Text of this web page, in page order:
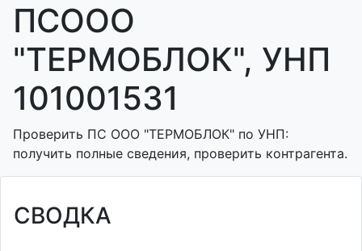
ПСООО
"ТЕРМОБЛОК", УНП
101001531
Проверить ПС ООО "ТЕРМОБЛОК" по УНП:
получить полные сведения, проверить контрагента.
СВОДКА